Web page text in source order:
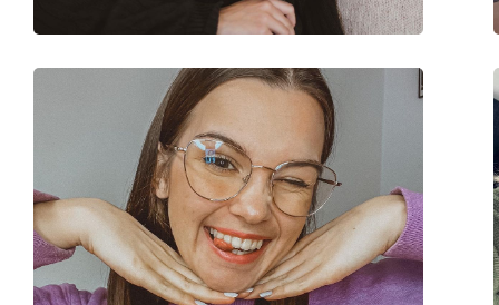
Marke:
Lentiamo
Code:
Anna Deep Black